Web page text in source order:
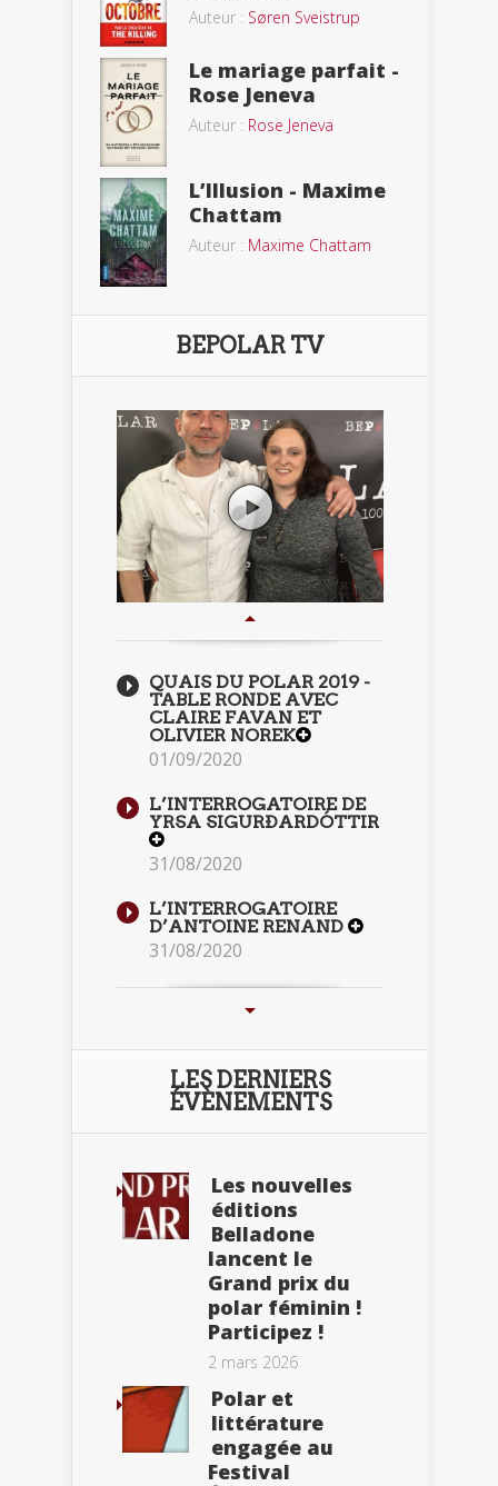
Auteur : Søren Sveistrup
Le mariage parfait -
Rose Jeneva
Auteur : Rose Jeneva
L’Illusion - Maxime
Chattam
Auteur : Maxime Chattam
BEPOLAR TV
QUAIS DU POLAR 2019 -
TABLE RONDE AVEC
CLAIRE FAVAN ET
OLIVIER NOREK
01/09/2020
L’INTERROGATOIRE DE
YRSA SIGURÐARDÓTTIR
31/08/2020
L’INTERROGATOIRE
D’ANTOINE RENAND
31/08/2020
LES DERNIERS
ÉVÈNEMENTS
Les nouvelles
éditions
Belladone
lancent le
Grand prix du
polar féminin !
Participez !
2 mars 2026
Polar et
littérature
engagée au
Festival